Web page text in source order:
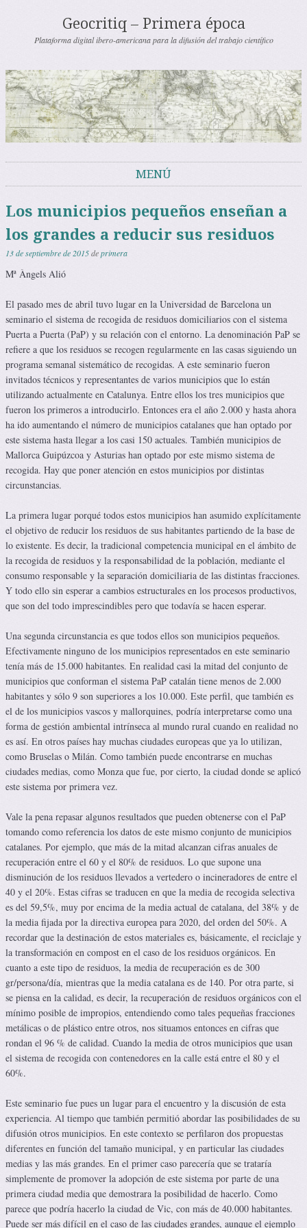
Geocritiq – Primera época
Plataforma digital ibero-americana para la difusión del trabajo científico
MENÚ
Los municipios pequeños enseñan a
los grandes a reducir sus residuos
13 de septiembre de 2015deprimera
Mª Àngels Alió
El pasado mes de abril tuvo lugar en la Universidad de Barcelona un
seminario el sistema de recogida de residuos domiciliarios con el sistema
Puerta a Puerta (PaP) y su relación con el entorno. La denominación PaP se
refiere a que los residuos se recogen regularmente en las casas siguiendo un
programa semanal sistemático de recogidas. A este seminario fueron
invitados técnicos y representantes de varios municipios que lo están
utilizando actualmente en Catalunya. Entre ellos los tres municipios que
fueron los primeros a introducirlo. Entonces era el año 2.000 y hasta ahora
ha ido aumentando el número de municipios catalanes que han optado por
este sistema hasta llegar a los casi 150 actuales. También municipios de
Mallorca Guipúzcoa y Asturias han optado por este mismo sistema de
recogida. Hay que poner atención en estos municipios por distintas
circunstancias.
La primera lugar porqué todos estos municipios han asumido explícitamente
el objetivo de reducir los residuos de sus habitantes partiendo de la base de
lo existente. Es decir, la tradicional competencia municipal en el ámbito de
la recogida de residuos y la responsabilidad de la población, mediante el
consumo responsable y la separación domiciliaria de las distintas fracciones.
Y todo ello sin esperar a cambios estructurales en los procesos productivos,
que son del todo imprescindibles pero que todavía se hacen esperar.
Una segunda circunstancia es que todos ellos son municipios pequeños.
Efectivamente ninguno de los municipios representados en este seminario
tenía más de 15.000 habitantes. En realidad casi la mitad del conjunto de
municipios que conforman el sistema PaP catalán tiene menos de 2.000
habitantes y sólo 9 son superiores a los 10.000. Este perfil, que también es
el de los municipios vascos y mallorquines, podría interpretarse como una
forma de gestión ambiental intrínseca al mundo rural cuando en realidad no
es así. En otros países hay muchas ciudades europeas que ya lo utilizan,
como Bruselas o Milán. Como también puede encontrarse en muchas
ciudades medias, como Monza que fue, por cierto, la ciudad donde se aplicó
este sistema por primera vez.
Vale la pena repasar algunos resultados que pueden obtenerse con el PaP
tomando como referencia los datos de este mismo conjunto de municipios
catalanes. Por ejemplo, que más de la mitad alcanzan cifras anuales de
recuperación entre el 60 y el 80% de residuos. Lo que supone una
disminución de los residuos llevados a vertedero o incineradores de entre el
40 y el 20%. Estas cifras se traducen en que la media de recogida selectiva
es del 59,5%, muy por encima de la media actual de catalana, del 38% y de
la media fijada por la directiva europea para 2020, del orden del 50%. A
recordar que la destinación de estos materiales es, básicamente, el reciclaje y
la transformación en compost en el caso de los residuos orgánicos. En
cuanto a este tipo de residuos, la media de recuperación es de 300
gr/persona/día, mientras que la media catalana es de 140. Por otra parte, si
se piensa en la calidad, es decir, la recuperación de residuos orgánicos con el
mínimo posible de impropios, entendiendo como tales pequeñas fracciones
metálicas o de plástico entre otros, nos situamos entonces en cifras que
rondan el 96 % de calidad. Cuando la media de otros municipios que usan
el sistema de recogida con contenedores en la calle está entre el 80 y el
60%.
Este seminario fue pues un lugar para el encuentro y la discusión de esta
experiencia. Al tiempo que también permitió abordar las posibilidades de su
difusión otros municipios. En este contexto se perfilaron dos propuestas
diferentes en función del tamaño municipal, y en particular las ciudades
medias y las más grandes. En el primer caso parecería que se trataría
simplemente de promover la adopción de este sistema por parte de una
primera ciudad media que demostrara la posibilidad de hacerlo. Como
parece que podría hacerlo la ciudad de Vic, con más de 40.000 habitantes.
Puede ser más difícil en el caso de las ciudades grandes, aunque el ejemplo